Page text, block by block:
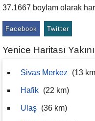
37.1667 boylam olarak
Facebook Twitter
Yenice Haritası
Sivas Merkez (13
Hafik (22 km)
Ulaş (36 km)